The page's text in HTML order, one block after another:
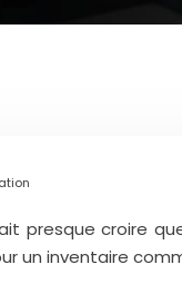
presque croire
un inventaire